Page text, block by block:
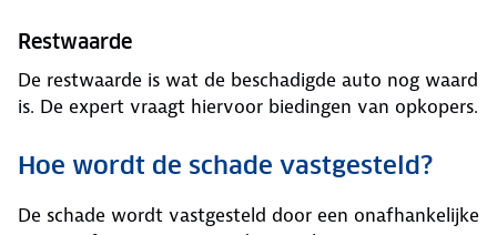
Restwaarde
De restwaarde is wat de beschadigde auto nog waard
is. De expert vraagt hiervoor biedingen van opkopers.
Hoe wordt de schade vastgesteld?
De schade wordt vastgesteld door een onafhankelijke